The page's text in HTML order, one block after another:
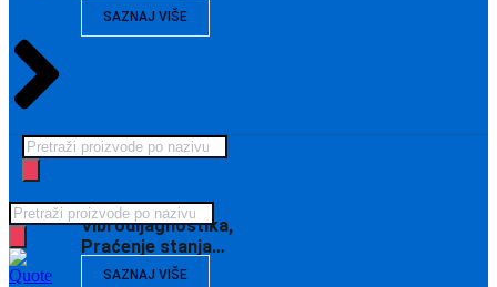
SAZNAJ VIŠE
Vibrodijagnostika,
Praćenje stanja…
SAZNAJ VIŠE
Products
search
Products
search